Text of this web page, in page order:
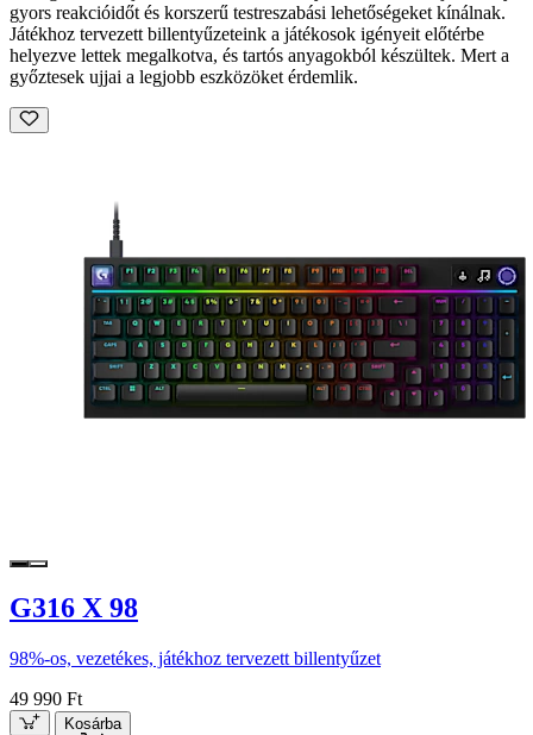
gyors reakcióidőt és korszerű testreszabási lehetőségeket kínálnak.
Játékhoz tervezett billentyűzeteink a játékosok igényeit előtérbe
helyezve lettek megalkotva, és tartós anyagokból készültek. Mert a
győztesek ujjai a legjobb eszközöket érdemlik.
G316 X 98
98%-os, vezetékes, játékhoz tervezett billentyűzet
49 990 Ft
Kosárba